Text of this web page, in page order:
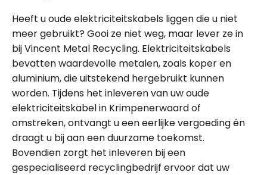
Heeft u oude elektriciteitskabels liggen die u niet
meer gebruikt? Gooi ze niet weg, maar lever ze in
bij Vincent Metal Recycling. Elektriciteitskabels
bevatten waardevolle metalen, zoals koper en
aluminium, die uitstekend hergebruikt kunnen
worden. Tijdens het inleveren van uw oude
elektriciteitskabel in Krimpenerwaard of
omstreken, ontvangt u een eerlijke vergoeding én
draagt u bij aan een duurzame toekomst.
Bovendien zorgt het inleveren bij een
gespecialiseerd recyclingbedrijf ervoor dat uw